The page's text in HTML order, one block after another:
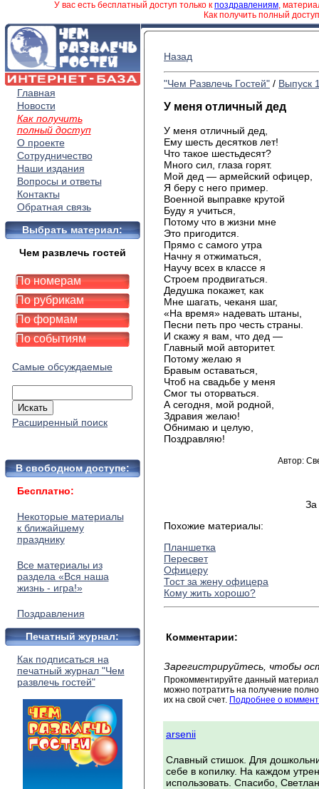
У вас есть бесплатный доступ только к поздравлениям,
Как получить полный
Главная
Новости
Как получить
полный доступ
О проекте
Сотрудничество
Наши издания
Вопросы и ответы
Контакты
Обратная связь
Выбрать материал:
Чем развлечь гостей
По номерам
По рубрикам
По формам
По событиям
Самые обсуждаемые
Расширенный поиск
В свободном доступе:
Бесплатно:
Некоторые материалы
к ближайшему
празднику
Все материалы из
раздела «Вся наша
жизнь - игра!»
Поздравления
Печатный журнал:
Как подписаться на
печатный журнал "Чем
развлечь гостей"
Назад
"Чем Развлечь Гостей" / Выпуск
У меня отличный дед
У меня отличный дед,
Ему шесть десятков лет!
Что такое шестьдесят?
Много сил, глаза горят.
Мой дед — армейский офицер,
Я беру с него пример.
Военной выправке крутой
Буду я учиться,
Потому что в жизни мне
Это пригодится.
Прямо с самого утра
Начну я отжиматься,
Научу всех в классе я
Строем продвигаться.
Дедушка покажет, как
Мне шагать, чеканя шаг,
«На время» надевать штаны,
Песни петь про честь страны.
И скажу я вам, что дед —
Главный мой авторитет.
Потому желаю я
Бравым оставаться,
Чтоб на свадьбе у меня
Смог ты оторваться.
А сегодня, мой родной,
Здравия желаю!
Обнимаю и целую,
Поздравляю!
Автор:
За
Похожие материалы:
Планшетка
Пересвет
Офицеру
Тост за жену офицера
Кому жить хорошо?
Комментарии:
Зарегистрируйтесь, чтобы
Прокомментируйте данный
можно потратить на получение
их на свой счет. Подробнее о
arsenii
Славный стишок. Для
себе в копилку. На каждом
использовать. Спасибо,